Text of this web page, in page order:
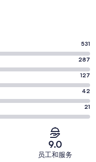
531
287
127
42
21
9.0
员工和服务